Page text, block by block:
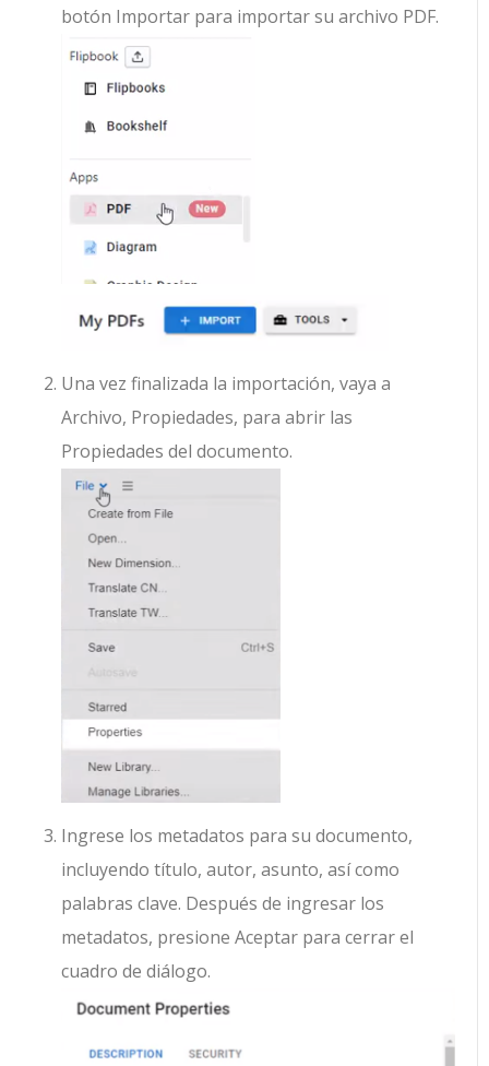
botón Importar para importar su archivo PDF.
Una vez finalizada la importación, vaya a
Archivo, Propiedades, para abrir las
Propiedades del documento.
Ingrese los metadatos para su documento,
incluyendo título, autor, asunto, así como
palabras clave. Después de ingresar los
metadatos, presione Aceptar para cerrar el
cuadro de diálogo.